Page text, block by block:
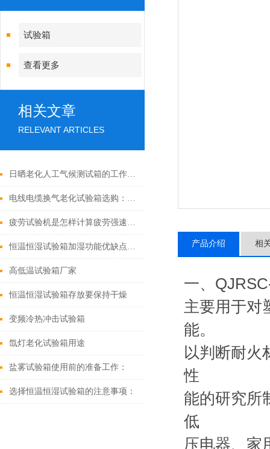
试验箱
查看更多
相关文章
RELEVANT ARTICLES
日晒老化人工气候测试箱的工作原理及关键参数分析
电线电缆换气老化试验箱选购：关键参数与功能考量
疲劳试验机是怎样计算疲劳强速的呢
恒温恒湿试验箱加湿功能优缺点对比
高低温试验箱厂家
恒温恒湿试验箱存放要保持干燥
变频冷热冲击试验箱
氙灯老化试验箱用途
盐雾试验箱使用前的准备工作：
选择恒温恒湿试验箱的注意事项：
产品介绍 相
一、
主要用于对
能。
以判断耐火
性
能的研究所
低
压电器、家